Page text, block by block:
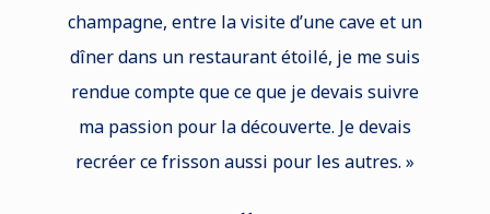
champagne, entre la visite d’une cave et un
dîner dans un restaurant étoilé, je me suis
rendue compte que ce que je devais suivre
ma passion pour la découverte. Je devais
recréer ce frisson aussi pour les autres. »